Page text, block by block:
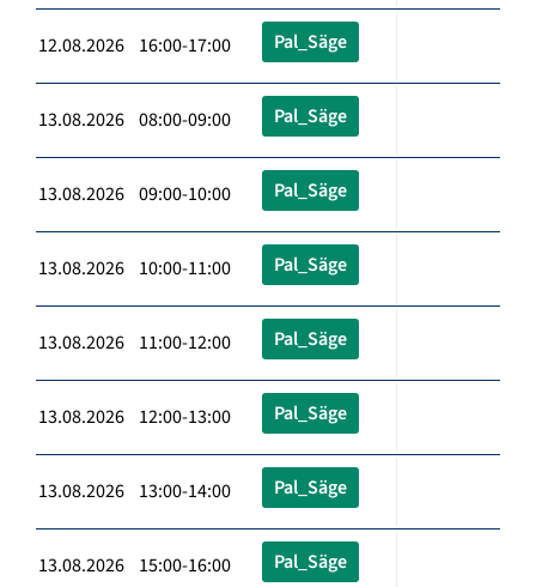
12.08.2026 16:00-17:00 Pal_Säge
13.08.2026 08:00-09:00 Pal_Säge
13.08.2026 09:00-10:00 Pal_Säge
13.08.2026 10:00-11:00 Pal_Säge
13.08.2026 11:00-12:00 Pal_Säge
13.08.2026 12:00-13:00 Pal_Säge
13.08.2026 13:00-14:00 Pal_Säge
13.08.2026 15:00-16:00 Pal_Säge